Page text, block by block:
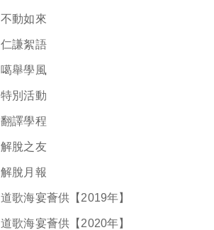
不動如來
仁謙絮語
噶舉學風
特別活動
翻譯學程
解脫之友
解脫月報
道歌海宴薈供【2019年】
道歌海宴薈供【2020年】